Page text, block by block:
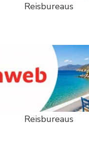
Reisbureaus
Reisbureaus